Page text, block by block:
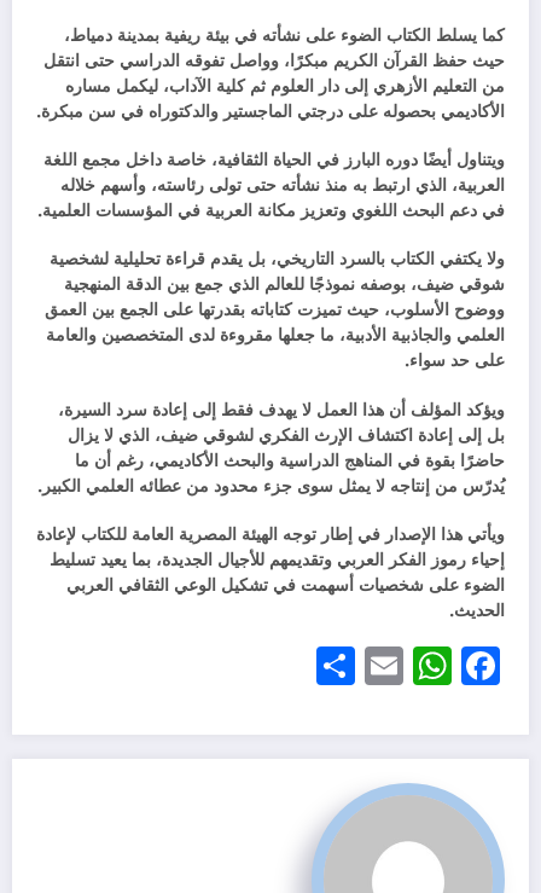
كما يسلط الكتاب الضوء على نشأته في بيئة ريفية بمدينة دمياط،
حيث حفظ القرآن الكريم مبكرًا، وواصل تفوقه الدراسي حتى انتقل
من التعليم الأزهري إلى دار العلوم ثم كلية الآداب، ليكمل مساره
الأكاديمي بحصوله على درجتي الماجستير والدكتوراه في سن مبكرة.
ويتناول أيضًا دوره البارز في الحياة الثقافية، خاصة داخل مجمع اللغة
العربية، الذي ارتبط به منذ نشأته حتى تولى رئاسته، وأسهم خلاله
في دعم البحث اللغوي وتعزيز مكانة العربية في المؤسسات العلمية.
ولا يكتفي الكتاب بالسرد التاريخي، بل يقدم قراءة تحليلية لشخصية
شوقي ضيف، بوصفه نموذجًا للعالم الذي جمع بين الدقة المنهجية
ووضوح الأسلوب، حيث تميزت كتاباته بقدرتها على الجمع بين العمق
العلمي والجاذبية الأدبية، ما جعلها مقروءة لدى المتخصصين والعامة
على حد سواء.
ويؤكد المؤلف أن هذا العمل لا يهدف فقط إلى إعادة سرد السيرة،
بل إلى إعادة اكتشاف الإرث الفكري لشوقي ضيف، الذي لا يزال
حاضرًا بقوة في المناهج الدراسية والبحث الأكاديمي، رغم أن ما
يُدرّس من إنتاجه لا يمثل سوى جزء محدود من عطائه العلمي الكبير.
ويأتي هذا الإصدار في إطار توجه الهيئة المصرية العامة للكتاب لإعادة
إحياء رموز الفكر العربي وتقديمهم للأجيال الجديدة، بما يعيد تسليط
الضوء على شخصيات أسهمت في تشكيل الوعي الثقافي العربي
الحديث.
Facebook
WhatsApp
Email